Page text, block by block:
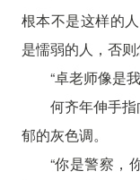
根本不是这样的
是懦弱的人，否则
“卓老师像是
何齐年伸手
郁的灰色调。
“你是警察，